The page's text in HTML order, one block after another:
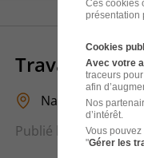
Travailleur
Nantes - 44
Publié le 4 août 2026
Ces cookies
présentation
Cookies
Avec votre
traceurs
afin
Nos
d’intérêt.
Vous
"Gérer les